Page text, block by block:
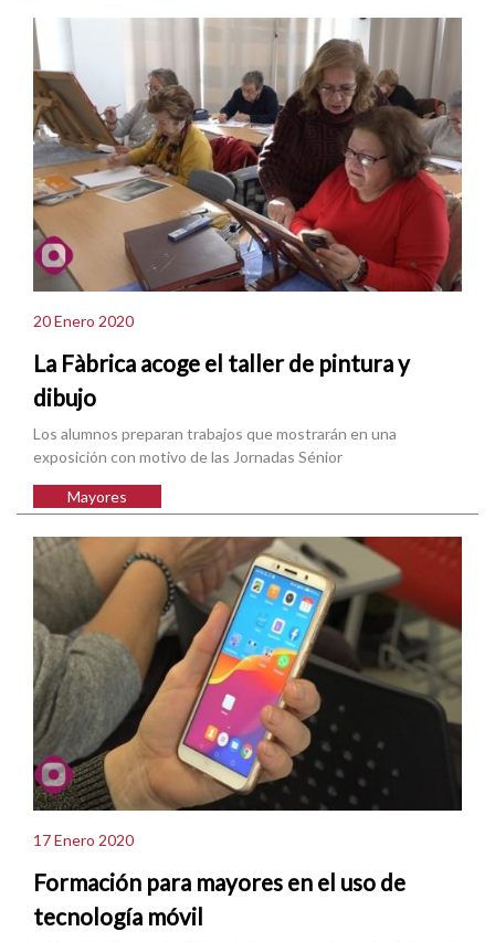
20 Enero 2020
La Fàbrica acoge el taller de pintura y
dibujo
Los alumnos preparan trabajos que mostrarán en una
exposición con motivo de las Jornadas Sénior
Mayores
17 Enero 2020
Formación para mayores en el uso de
tecnología móvil